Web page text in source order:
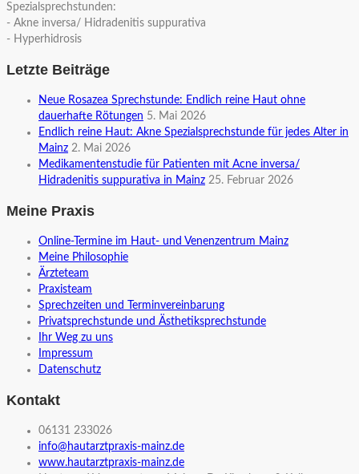
Spezialsprechstunden:
- Akne inversa/ Hidradenitis suppurativa
- Hyperhidrosis
Letzte Beiträge
Neue Rosazea Sprechstunde: Endlich reine Haut ohne
dauerhafte Rötungen 5. Mai 2026
Endlich reine Haut: Akne Spezialsprechstunde für jedes Alter in
Mainz 2. Mai 2026
Medikamentenstudie für Patienten mit Acne inversa/
Hidradenitis suppurativa in Mainz 25. Februar 2026
Meine Praxis
Online-Termine im Haut- und Venenzentrum Mainz
Meine Philosophie
Ärzteteam
Praxisteam
Sprechzeiten und Terminvereinbarung
Privatsprechstunde und Ästhetiksprechstunde
Ihr Weg zu uns
Impressum
Datenschutz
Kontakt
06131 233026
info@hautarztpraxis-mainz.de
www.hautarztpraxis-mainz.de